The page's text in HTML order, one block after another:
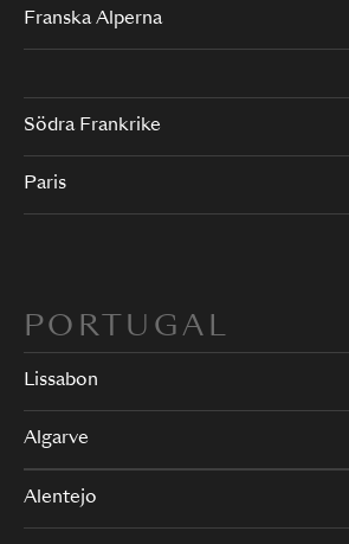
Franska Alperna
Södra Frankrike
Paris
PORTUGAL
Lissabon
Algarve
Alentejo